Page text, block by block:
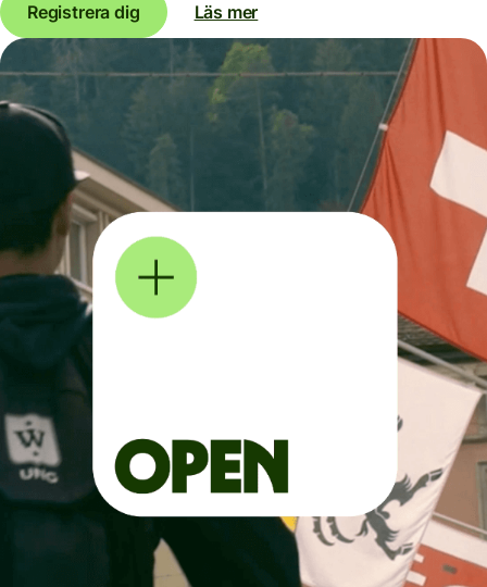
Registrera dig Läs mer